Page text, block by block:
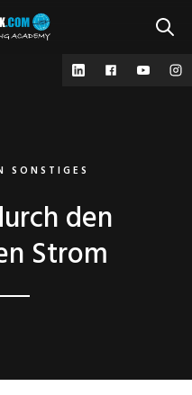
SONSTIGES
den
Strom